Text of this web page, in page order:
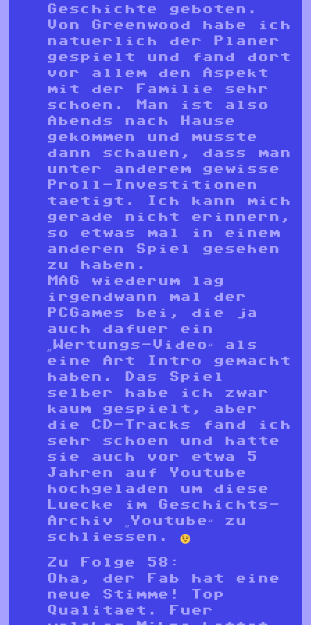
Geschichte geboten.
Von Greenwood habe ich
natuerlich der Planer
gespielt und fand dort
vor allem den Aspekt
mit der Familie sehr
schoen. Man ist also
Abends nach Hause
gekommen und musste
dann schauen, dass man
unter anderem gewisse
Proll-Investitionen
taetigt. Ich kann mich
gerade nicht erinnern,
so etwas mal in einem
anderen Spiel gesehen
zu haben.
MAG wiederum lag
irgendwann mal der
PCGames bei, die ja
auch dafuer ein
„Wertungs-Video“ als
eine Art Intro gemacht
haben. Das Spiel
selber habe ich zwar
kaum gespielt, aber
die CD-Tracks fand ich
sehr schoen und hatte
sie auch vor etwa 5
Jahren auf Youtube
hochgeladen um diese
Luecke im Geschichts-
Archiv „Youtube“ zu
schliessen.
Zu Folge 58:
Oha, der Fab hat eine
neue Stimme! Top
Qualitaet. Fuer